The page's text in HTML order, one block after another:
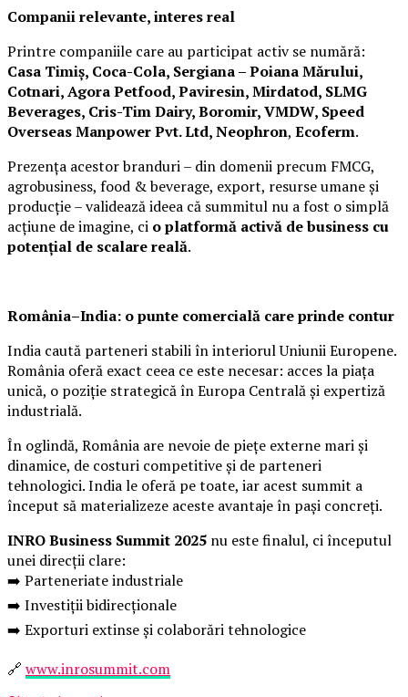
Companii relevante, interes real
Printre companiile care au participat activ se numără:
Casa Timiș, Coca-Cola, Sergiana – Poiana Mărului,
Cotnari, Agora Petfood, Paviresin, Mirdatod, SLMG
Beverages, Cris-Tim Dairy, Boromir, VMDW, Speed
Overseas Manpower Pvt. Ltd, Neophron, Ecoferm.
Prezența acestor branduri – din domenii precum FMCG,
agrobusiness, food & beverage, export, resurse umane și
producție – validează ideea că summitul nu a fost o simplă
acțiune de imagine, ci o platformă activă de business cu
potențial de scalare reală.
România–India: o punte comercială care prinde contur
India caută parteneri stabili în interiorul Uniunii Europene.
România oferă exact ceea ce este necesar: acces la piața
unică, o poziție strategică în Europa Centrală și expertiză
industrială.
În oglindă, România are nevoie de piețe externe mari și
dinamice, de costuri competitive și de parteneri
tehnologici. India le oferă pe toate, iar acest summit a
început să materializeze aceste avantaje în pași concreți.
INRO Business Summit 2025 nu este finalul, ci începutul
unei direcții clare:
➡️ Parteneriate industriale
➡️ Investiții bidirecționale
➡️ Exporturi extinse și colaborări tehnologice
🔗 www.inrosummit.com